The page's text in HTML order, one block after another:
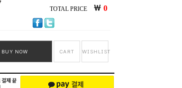
TOTAL PRICE ￦ 0
BUY NOW CART WISHLIST